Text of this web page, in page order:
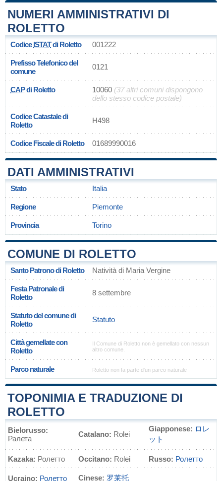
NUMERI AMMINISTRATIVI DI
ROLETTO
CodiceISTATdi Roletto 001222
Prefisso Telefonico del
comune
0121
CAPdi Roletto 10060 (37 altri comuni dispongono
dello stesso codice postale)
Codice Catastale di
Roletto
H498
Codice Fiscale di Roletto 01689990016
DATI AMMINISTRATIVI
Stato Italia
Regione Piemonte
Provincia Torino
COMUNE DI ROLETTO
Santo Patrono di Roletto Natività di Maria Vergine
Festa Patronale di
Roletto
8 settembre
Statuto del comune di
Roletto
Statuto
Città gemellate con
Roletto
Il Comune di Roletto non è gemellato con nessun
altro comune.
Parco naturale Roletto non fa parte d'un parco naturale
TOPONIMIA E TRADUZIONE DI
ROLETTO
Bielorusso:
Ралета
Catalano: Rolei
Giapponese: ロレ
ット
Kazaka: Ролетто Occitano: Rolei Russo: Ролетто
Ucraino: Ролетто Cinese: 罗莱托